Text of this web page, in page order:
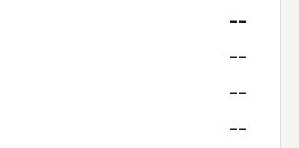
--
--
--
--